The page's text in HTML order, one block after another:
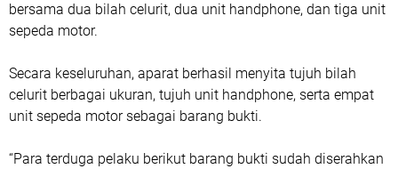
bersama dua bilah celurit, dua unit handphone, dan tiga unit
sepeda motor.
Secara keseluruhan, aparat berhasil menyita tujuh bilah
celurit berbagai ukuran, tujuh unit handphone, serta empat
unit sepeda motor sebagai barang bukti.
“Para terduga pelaku berikut barang bukti sudah diserahkan